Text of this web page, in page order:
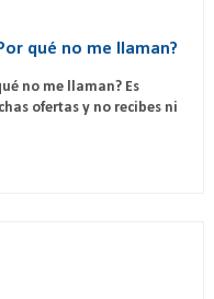
qué no me llaman?
no me llaman? Es
ofertas y no recibes ni